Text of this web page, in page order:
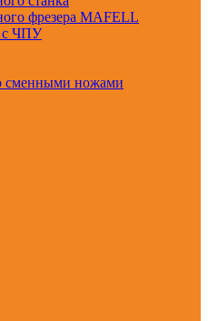
фрезера MAFELL
с ЧПУ
сменными ножами